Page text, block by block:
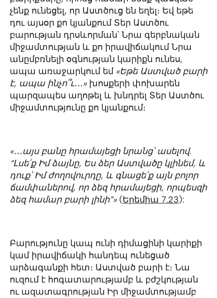
չենք ունեցել, որ Աստծուց են եղել։ Եվ եթե
դու այսօր քո կյանքում Տեր Աստծու
բարության դրսևորման՝ Նրա գերբնական
միջամտության և քո իրավիճակում Նրա
անըմբռնելի օգնության կարիքն ունես,
ապա առաջարկում եմ «Եթե Աստված բարի
է, ապա ինչո՞ւ․․․» խոսքերի փոխարեն
պարզապես աղոթել և խնդրել Տեր Աստծու
միջամտությունը քո կյանքում։
«․․․այս բանը հրամայեցի նրանց՝ ասելով.
“Լսե՛ք Իմ ձայնը, Ես ձեր Աստվածը կլինեմ, և
դուք՝ Իմ ժողովուրդը, և գնացե՛ք այն բոլոր
ճամփաներով, որ ձեզ հրամայեցի, որպեսզի
ձեզ համար բարի լինի”» (Երեմիա 7.23):
Բարությունը կապ ունի դիմացինի կարիքի
կամ իրավիճակի հանդեպ ունեցած
արձագանքի հետ։ Աստված բարի է։ Նա
ուզում է հոգատարությամբ և բժշկության
ու ազատագրության Իր միջամտությամբ